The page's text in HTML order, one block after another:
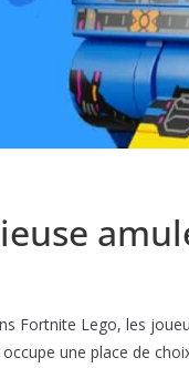
Fortnite Lego, les
une place de